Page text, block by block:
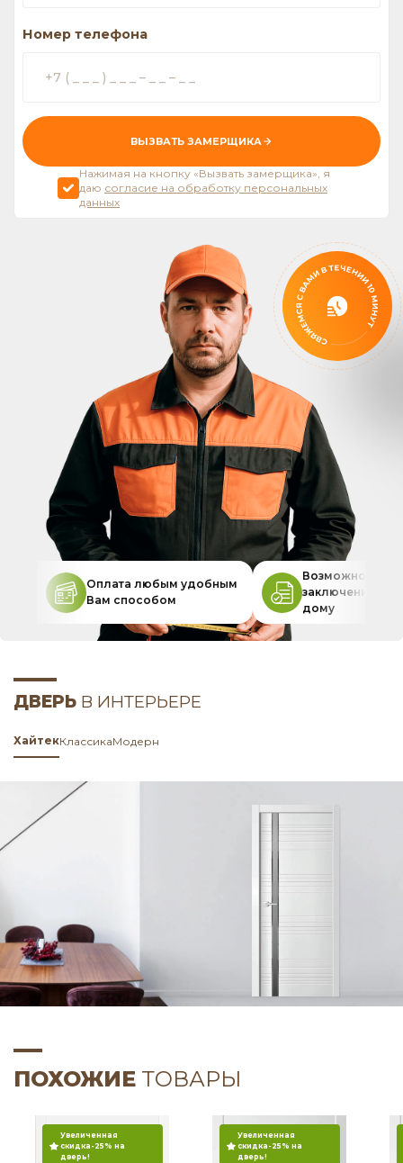
Номер телефона
ВЫЗВАТЬ ЗАМЕРЩИКА
Нажимая на кнопку «Вызвать замерщика», я
даю согласие на обработку персональных
данных
Оплата любым удобным
Вам способом
Возможность
заключения
дому
ДВЕРЬ В ИНТЕРЬЕРЕ
ХайтекКлассикаМодерн
ПОХОЖИЕ ТОВАРЫ
Увеличенная
скидка-25% на
дверь!
Увеличенная
скидка-25% на
дверь!